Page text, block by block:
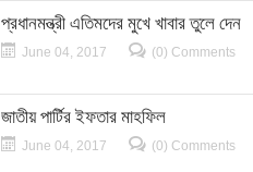
প্রধানমন্ত্রী এতিমদের মুখে খাবার তুলে দেন
June 04, 2017 (0) Comments
জাতীয় পার্টির ইফতার মাহফিল
June 04, 2017 (0) Comments